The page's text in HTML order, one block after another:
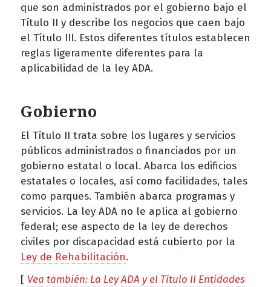
que son administrados por el gobierno bajo el
Título II y describe los negocios que caen bajo
el Título III. Estos diferentes títulos establecen
reglas ligeramente diferentes para la
aplicabilidad de la ley ADA.
Gobierno
El Título II trata sobre los lugares y servicios
públicos administrados o financiados por un
gobierno estatal o local. Abarca los edificios
estatales o locales, así como facilidades, tales
como parques. También abarca programas y
servicios. La ley ADA no le aplica al gobierno
federal; ese aspecto de la ley de derechos
civiles por discapacidad está cubierto por la
Ley de Rehabilitación.
[ Vea también: La Ley ADA y el Título II Entidades